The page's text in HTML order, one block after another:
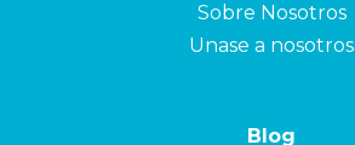
Sobre Nosotros
Unase a nosotros
Blog